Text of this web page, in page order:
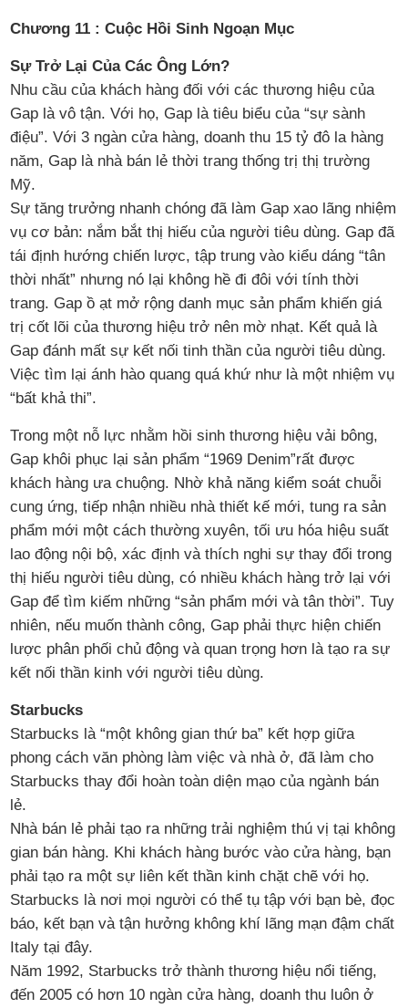
Chương 11 : Cuộc Hồi Sinh Ngoạn Mục
Sự Trở Lại Của Các Ông Lớn?
Nhu cầu của khách hàng đối với các thương hiệu của
Gap là vô tận. Với họ, Gap là tiêu biểu của “sự sành
điệu”. Với 3 ngàn cửa hàng, doanh thu 15 tỷ đô la hàng
năm, Gap là nhà bán lẻ thời trang thống trị thị trường
Mỹ.
Sự tăng trưởng nhanh chóng đã làm Gap xao lãng nhiệm
vụ cơ bản: nắm bắt thị hiếu của người tiêu dùng. Gap đã
tái định hướng chiến lược, tập trung vào kiểu dáng “tân
thời nhất” nhưng nó lại không hề đi đôi với tính thời
trang. Gap ồ ạt mở rộng danh mục sản phẩm khiến giá
trị cốt lõi của thương hiệu trở nên mờ nhạt. Kết quả là
Gap đánh mất sự kết nối tinh thần của người tiêu dùng.
Việc tìm lại ánh hào quang quá khứ như là một nhiệm vụ
“bất khả thi”.
Trong một nỗ lực nhằm hồi sinh thương hiệu vải bông,
Gap khôi phục lại sản phẩm “1969 Denim”rất được
khách hàng ưa chuộng. Nhờ khả năng kiểm soát chuỗi
cung ứng, tiếp nhận nhiều nhà thiết kế mới, tung ra sản
phẩm mới một cách thường xuyên, tối ưu hóa hiệu suất
lao động nội bộ, xác định và thích nghi sự thay đổi trong
thị hiếu người tiêu dùng, có nhiều khách hàng trở lại với
Gap để tìm kiếm những “sản phẩm mới và tân thời”. Tuy
nhiên, nếu muốn thành công, Gap phải thực hiện chiến
lược phân phối chủ động và quan trọng hơn là tạo ra sự
kết nối thần kinh với người tiêu dùng.
Starbucks
Starbucks là “một không gian thứ ba” kết hợp giữa
phong cách văn phòng làm việc và nhà ở, đã làm cho
Starbucks thay đổi hoàn toàn diện mạo của ngành bán
lẻ.
Nhà bán lẻ phải tạo ra những trải nghiệm thú vị tại không
gian bán hàng. Khi khách hàng bước vào cửa hàng, bạn
phải tạo ra một sự liên kết thần kinh chặt chẽ với họ.
Starbucks là nơi mọi người có thể tụ tập với bạn bè, đọc
báo, kết bạn và tận hưởng không khí lãng mạn đậm chất
Italy tại đây.
Năm 1992, Starbucks trở thành thương hiệu nổi tiếng,
đến 2005 có hơn 10 ngàn cửa hàng, doanh thu luôn ở